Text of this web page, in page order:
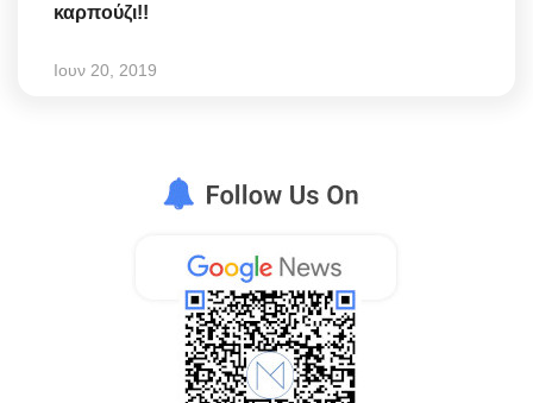
καρπούζι!!
Ιουν 20, 2019